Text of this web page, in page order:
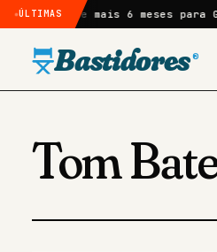
ÚLTIMASde mais 6 meses para GTA
Bastidores ®
Tom